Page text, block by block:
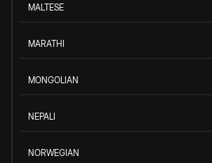
MALTESE
MARATHI
MONGOLIAN
NEPALI
NORWEGIAN